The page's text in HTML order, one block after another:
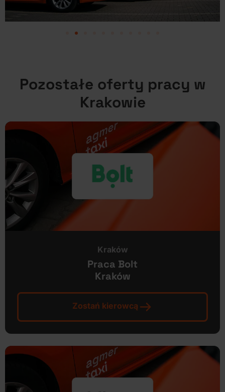
Pozostałe oferty pracy w
Krakowie
Kraków
Praca Bolt
Kraków
Zostań kierowcą